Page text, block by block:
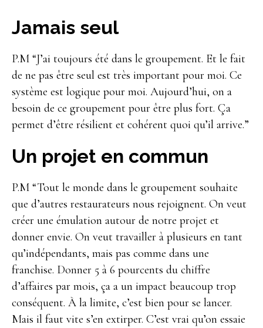
Jamais seul
P.M “J’ai toujours été dans le groupement. Et le fait
de ne pas être seul est très important pour moi. Ce
système est logique pour moi. Aujourd’hui, on a
besoin de ce groupement pour être plus fort. Ça
permet d’être résilient et cohérent quoi qu’il arrive.”
Un projet en commun
P.M “Tout le monde dans le groupement souhaite
que d’autres restaurateurs nous rejoignent. On veut
créer une émulation autour de notre projet et
donner envie. On veut travailler à plusieurs en tant
qu’indépendants, mais pas comme dans une
franchise. Donner 5 à 6 pourcents du chiffre
d’affaires par mois, ça a un impact beaucoup trop
conséquent. À la limite, c’est bien pour se lancer.
Mais il faut vite s’en extirper. C’est vrai qu’on essaie